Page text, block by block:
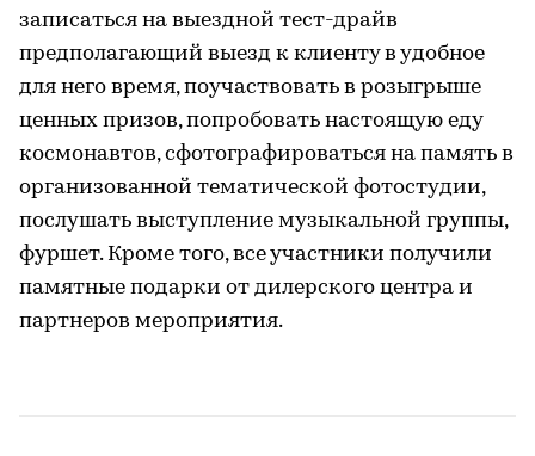
записаться на выездной тест-драйв
предполагающий выезд к клиенту в удобное
для него время, поучаствовать в розыгрыше
ценных призов, попробовать настоящую еду
космонавтов, сфотографироваться на память в
организованной тематической фотостудии,
послушать выступление музыкальной группы,
фуршет. Кроме того, все участники получили
памятные подарки от дилерского центра и
партнеров мероприятия.